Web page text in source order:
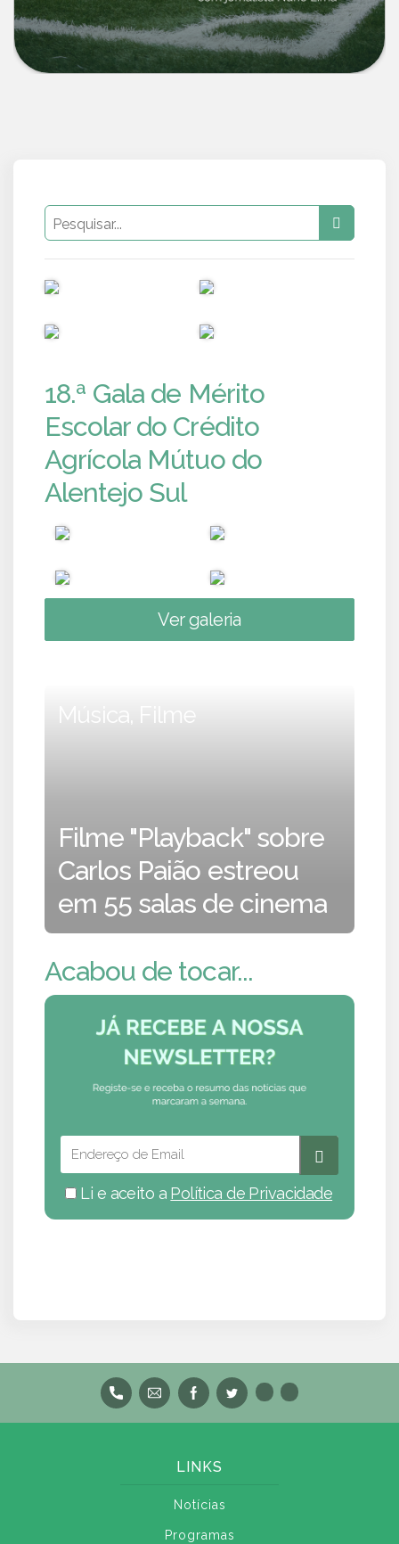
18.ª Gala de Mérito
Escolar do Crédito
Agrícola Mútuo do
Alentejo Sul
Ver galeria
Música, Filme
Filme "Playback" sobre
Carlos Paião estreou
em 55 salas de cinema
Acabou de tocar...
Li e aceito a Política de Privacidade
LINKS
Notícias
Programas